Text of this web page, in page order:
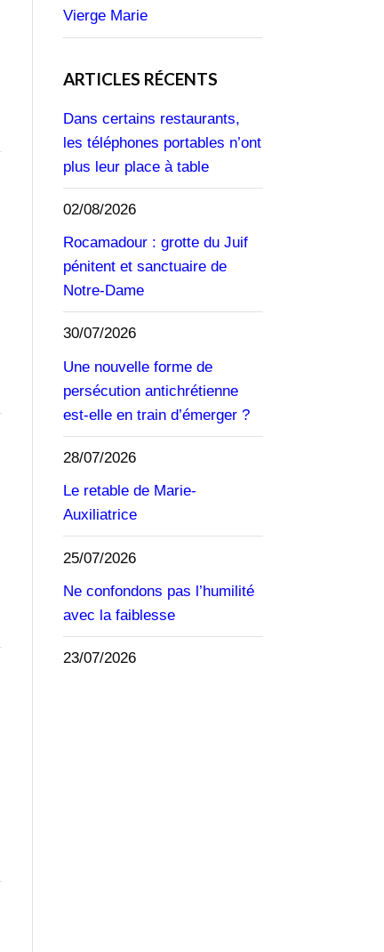
Vierge Marie
ARTICLES RÉCENTS
Dans certains restaurants,
les téléphones portables n’ont
plus leur place à table
02/08/2026
Rocamadour : grotte du Juif
pénitent et sanctuaire de
Notre-Dame
30/07/2026
Une nouvelle forme de
persécution antichrétienne
est-elle en train d’émerger ?
28/07/2026
Le retable de Marie-
Auxiliatrice
25/07/2026
Ne confondons pas l’humilité
avec la faiblesse
23/07/2026